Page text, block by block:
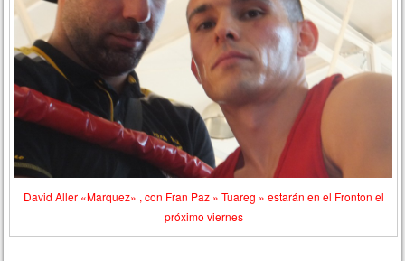
David Aller «Marquez» , con Fran Paz » Tuareg » estarán en el Fronton el
próximo viernes